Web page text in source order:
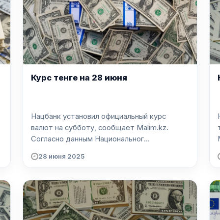
Курс тенге на 28 июня
Нацбанк установил официальный курс
валют на субботу, сообщает Malim.kz.
Согласно данным Национальног...
28 июня 2025